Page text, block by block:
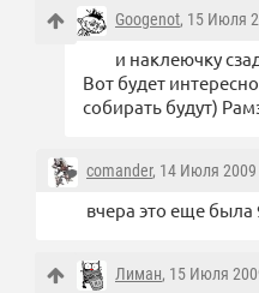
Googenot, 15 Июля
и наклеючку
Вот будет
собирать будут)
comander, 14 Июля 2009
вчера это еще была
Лиман, 15 Июля